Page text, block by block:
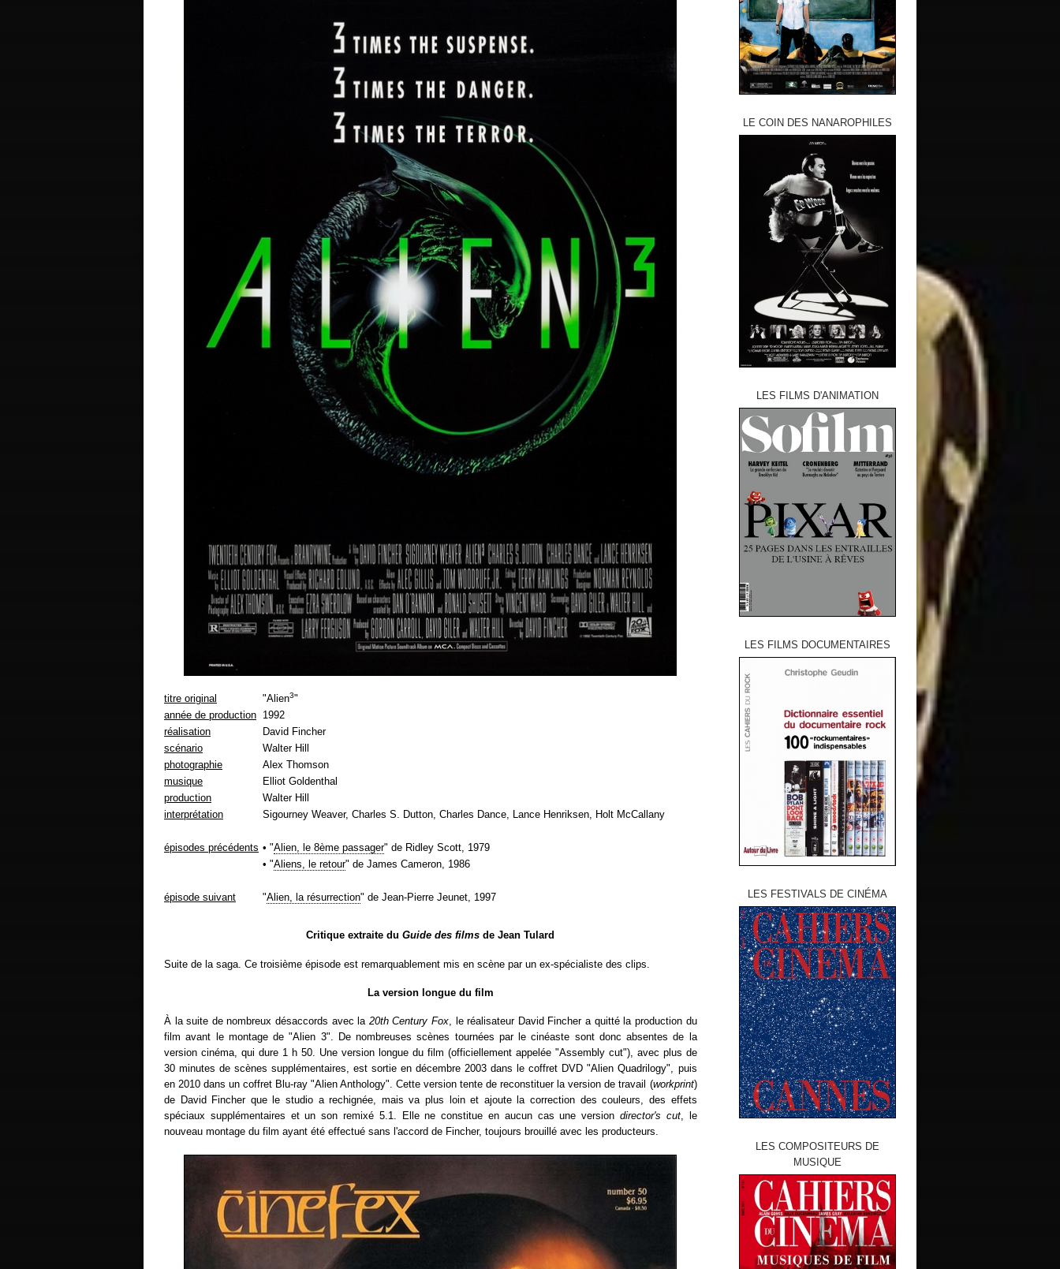
titre original "Alien3"
année de production 1992
réalisation
David Fincher
scénario
Walter Hill
photographie
Alex Thomson
musique
Elliot Goldenthal
production
Walter Hill
interprétation
Sigourney Weaver, Charles S. Dutton, Charles Dance, Lance Henriksen, Holt McCallany
épisodes précédents • "Alien, le 8ème passager" de Ridley Scott, 1979
• "Aliens, le retour" de James Cameron, 1986
épisode suivant "Alien, la résurrection" de Jean-Pierre Jeunet, 1997
Critique extraite duGuide des films de Jean Tulard
Suite de la saga. Ce troisième épisode est remarquablement mis en scène par un ex-spécialiste des clips.
La version longue du film
À la suite de nombreux désaccords avec la 20th Century Fox, le réalisateur David Fincher a quitté la production du
film avant le montage de "Alien 3". De nombreuses scènes tournées par le cinéaste sont donc absentes de la
version cinéma, qui dure 1 h 50. Une version longue du film (officiellement appelée "Assembly cut"), avec plus de
30 minutes de scènes supplémentaires, est sortie en décembre 2003 dans le coffret DVD "Alien Quadrilogy", puis
en 2010 dans un coffret Blu-ray "Alien Anthology". Cette version tente de reconstituer la version de travail (workprint)
de David Fincher que le studio a rechignée, mais va plus loin et ajoute la correction des couleurs, des effets
spéciaux supplémentaires et un son remixé 5.1. Elle ne constitue en aucun cas une version director's cut, le
nouveau montage du film ayant été effectué sans l'accord de Fincher, toujours brouillé avec les producteurs.
LE COIN DES NANAROPHILES
LES FILMS D'ANIMATION
LES FILMS DOCUMENTAIRES
LES FESTIVALS DE CINÉMA
LES COMPOSITEURS DE
MUSIQUE